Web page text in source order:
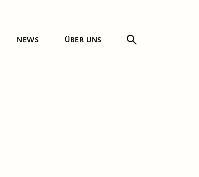
NEWS ÜBER UNS